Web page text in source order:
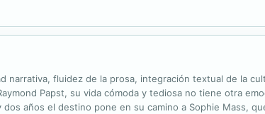
narrativa, fluidez de la prosa, integración textual de la
Papst, su vida cómoda y tediosa no tiene otra
años el destino pone en su camino a Sophie Mass,